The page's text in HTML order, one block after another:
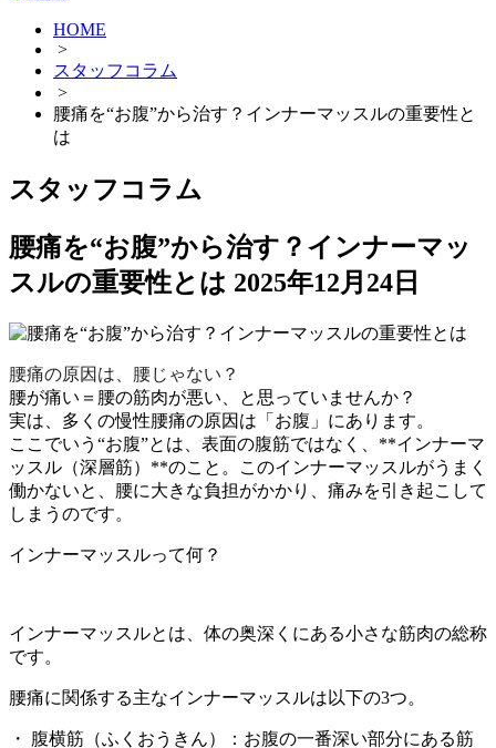
HOME
>
スタッフコラム
>
腰痛を“お腹”から治す？インナーマッスルの重要性と
は
スタッフコラム
腰痛を“お腹”から治す？インナーマッ
スルの重要性とは 2025年12月24日
腰痛の原因は、腰じゃない？
腰が痛い＝腰の筋肉が悪い、と思っていませんか？
実は、多くの慢性腰痛の原因は「お腹」にあります。
ここでいう“お腹”とは、表面の腹筋ではなく、**インナーマ
ッスル（深層筋）**のこと。このインナーマッスルがうまく
働かないと、腰に大きな負担がかかり、痛みを引き起こして
しまうのです。
インナーマッスルって何？
インナーマッスルとは、体の奥深くにある小さな筋肉の総称
です。
腰痛に関係する主なインナーマッスルは以下の3つ。
・ 腹横筋（ふくおうきん）：お腹の一番深い部分にある筋